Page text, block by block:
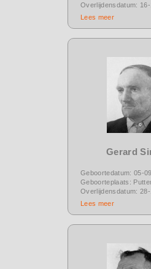
Overlijdensdatum:
Lees meer
Gerard
Geboortedatum: 05-
Geboorteplaats:
Overlijdensdatum:
Lees meer